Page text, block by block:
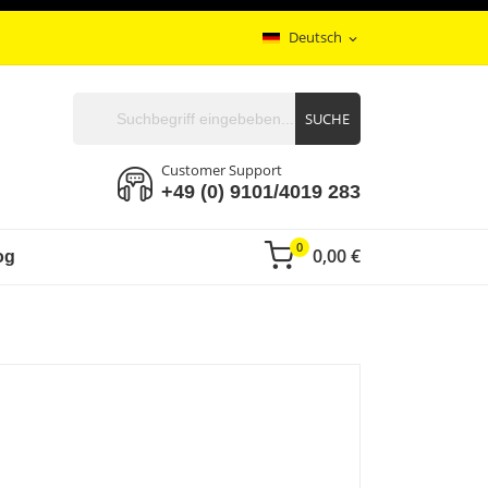
Deutsch expand_more
0,00 €
0
SUCHE
Customer Support
+49 (0) 9101/4019 283